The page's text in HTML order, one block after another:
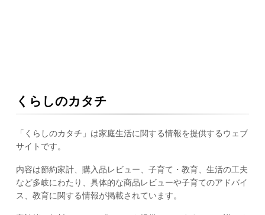
くらしのカタチ
「くらしのカタチ」は家庭生活に関する情報を提供するウェブ
サイトです。
内容は節約家計、購入品レビュー、子育て・教育、生活の工夫
など多岐にわたり、具体的な商品レビューや子育てのアドバイ
ス、教育に関する情報が掲載されています。